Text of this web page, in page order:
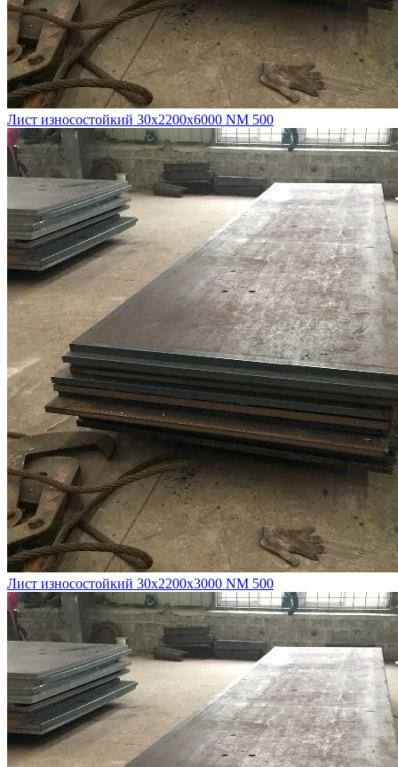
Лист износостойкий 30х2200х6000 NM 500
Лист износостойкий 30х2200х3000 NM 500